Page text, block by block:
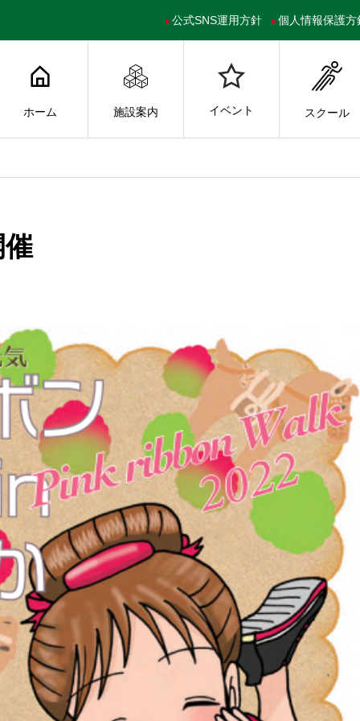
公式SNS運用方針 個人情報保護方
ホーム 施設案内 イベント スクール